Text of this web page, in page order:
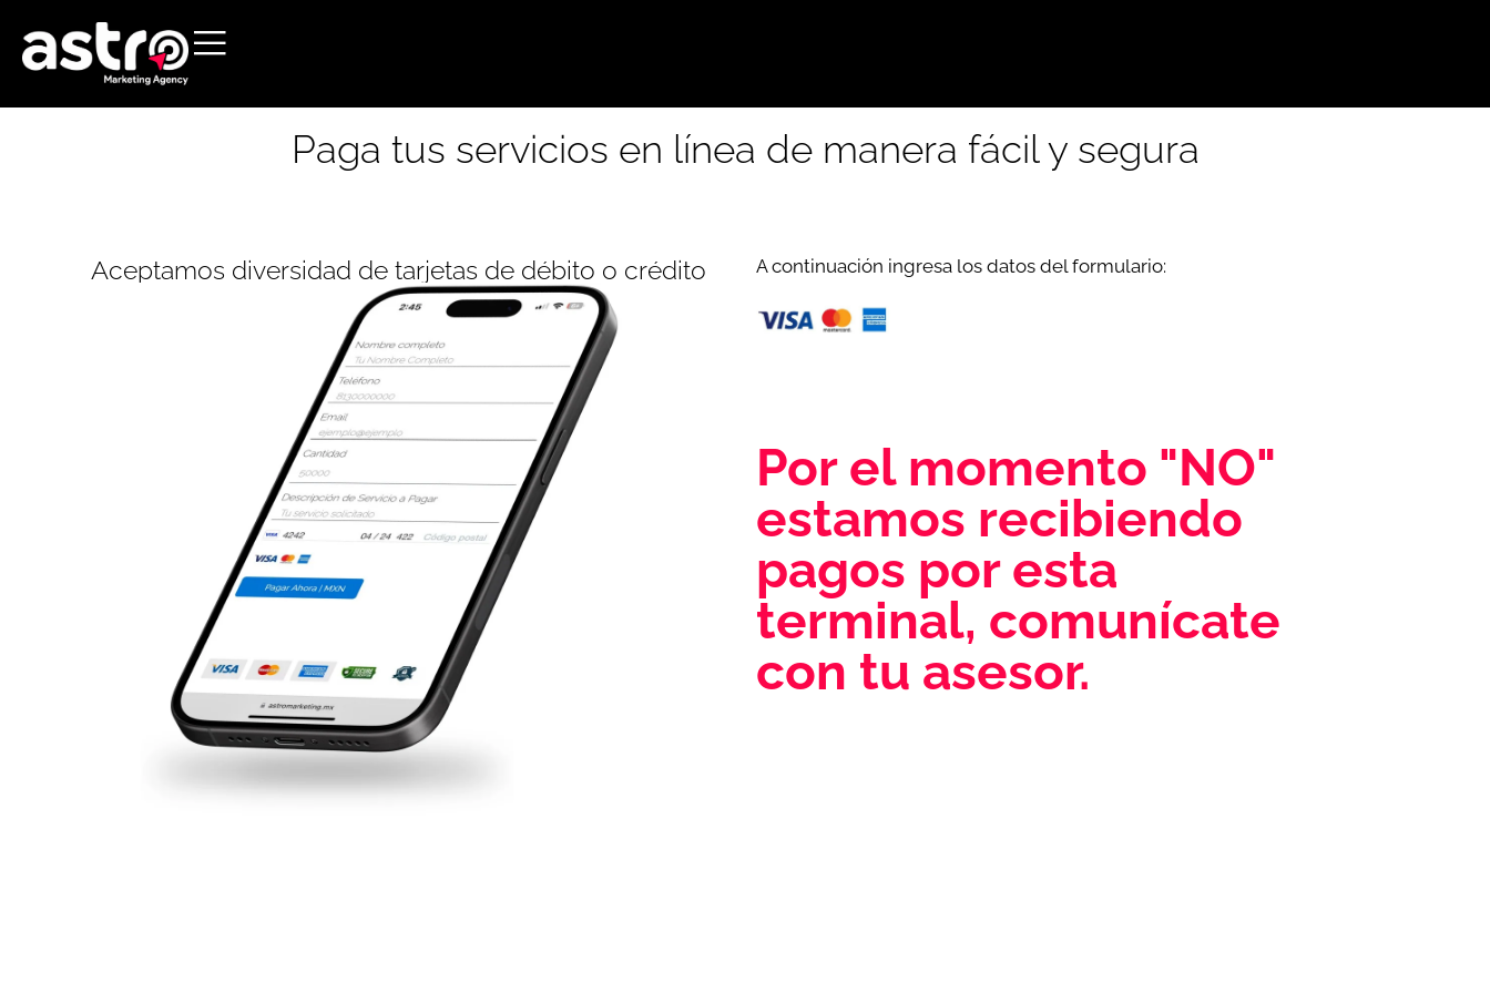
Paga tus servicios en línea de manera fácil y segura
Aceptamos diversidad de tarjetas de débito o crédito A continuación ingresa los datos del formulario:
Por el momento "NO"
estamos recibiendo
pagos por esta
terminal, comunícate
con tu asesor.